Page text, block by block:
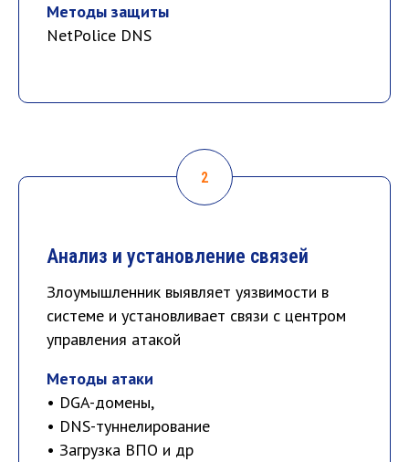
Методы защиты
NetPolice DNS
Анализ и установление связей
Злоумышленник выявляет уязвимости в
системе и установливает связи с центром
управления атакой
Методы атаки
• DGA-домены,
• DNS-туннелирование
• Загрузка ВПО и др